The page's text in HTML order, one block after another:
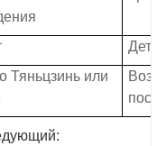
Тяньцзинь или